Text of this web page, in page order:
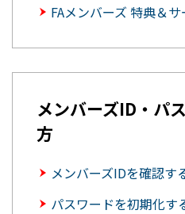
FAメンバーズ 特典＆
メンバーズID・パ
方
メンバーズIDを確認す
パスワードを初期化す